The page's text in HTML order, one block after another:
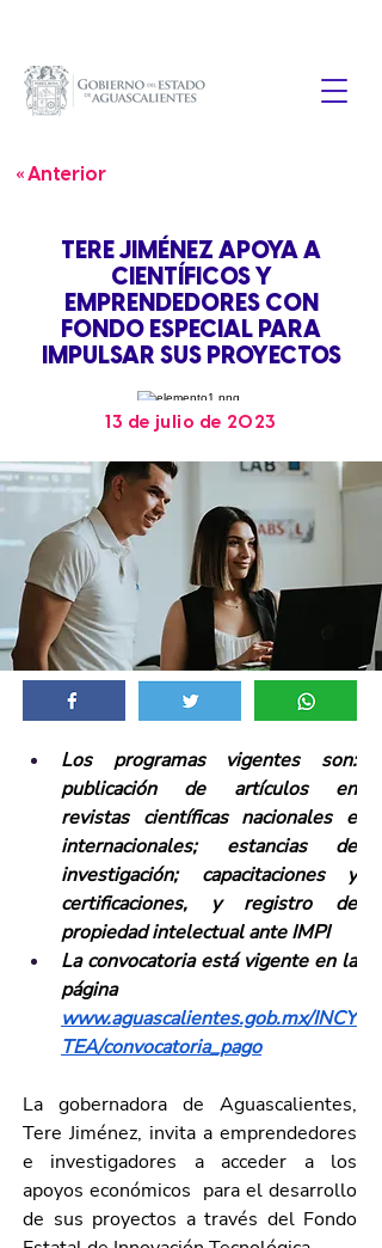
« Anterior
TERE JIMÉNEZ APOYA A
CIENTÍFICOS Y
EMPRENDEDORES CON
FONDO ESPECIAL PARA
IMPULSAR SUS PROYECTOS
13 de julio de 2023
Los programas vigentes son:
publicación de artículos en
revistas científicas nacionales e
internacionales; estancias de
investigación; capacitaciones y
certificaciones, y registro de
propiedad intelectual ante IMPI
La convocatoria está vigente en la
página
www.aguascalientes.gob.mx/INCY
TEA/convocatoria_pago
La gobernadora de Aguascalientes,
Tere Jiménez, invita a emprendedores
e investigadores a acceder a los
apoyos económicos  para el desarrollo
de sus proyectos a través del Fondo